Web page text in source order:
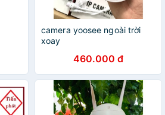
camera yoosee ngoài trời
xoay
460.000 đ